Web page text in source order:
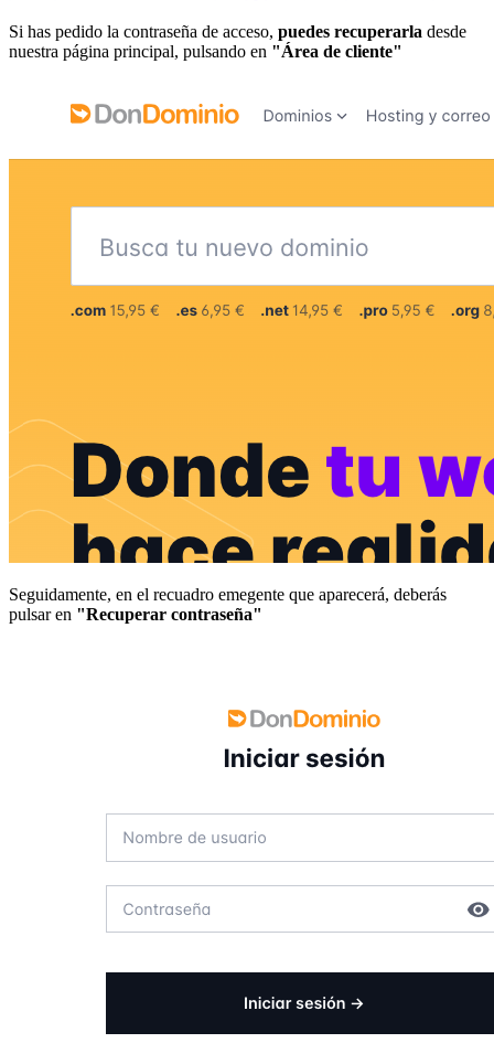
Si has pedido la contraseña de acceso, puedes recuperarla desde
nuestra página principal, pulsando en "Área de cliente"
Seguidamente, en el recuadro emegente que aparecerá, deberás
pulsar en "Recuperar contraseña"